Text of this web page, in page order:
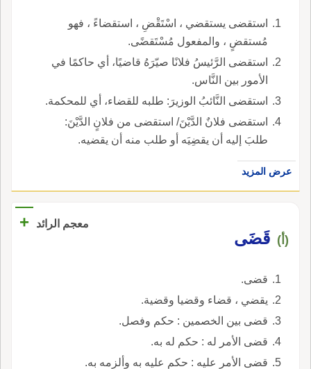
استقضى يستقضي ، اسْتَقْضِ ، استقضاءً ، فهو
مُستقضٍ ، والمفعول مُسْتَقضًى.
استقضى الرَّئيسُ فلانًا صيّرَهُ قاضيًا، أي حاكمًا في
الأمور بين النَّاس.
استقضى النَّائبُ الوزيرَ: طلبه للقضاء، أي للمحكمة.
استقضى فلانٌ الدَّيْنَ/ استقضى من فلانٍ الدَّيْنَ:
طلبَ إليه أن يقضِيَه أو طلب منه أن يقضيه.
عرض المزيد
معجم الرائد +
(أ) قَضَى
قضى.
يقضي ، قضاء وقضيا وقضية.
قضى بين الخصمين : حكم وفصل.
قضى الأمر له : حكم له به.
قضى الأمر عليه : حكم عليه به وألزمه به.